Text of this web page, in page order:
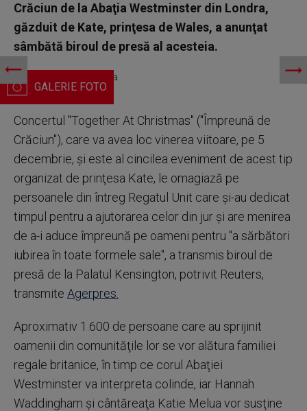
Crăciun de la Abaţia Westminster din Londra,
găzduit de Kate, prinţesa de Wales, a anunţat
sâmbătă biroul de presă al acesteia.
Kate Winslet. Profimedia
Concertul "Together At Christmas" ("Împreună de
Crăciun"), care va avea loc vinerea viitoare, pe 5
decembrie, şi este al cincilea eveniment de acest tip
organizat de prinţesa Kate, le omagiază pe
persoanele din întreg Regatul Unit care şi-au dedicat
timpul pentru a ajutorarea celor din jur şi are menirea
de a-i aduce împreună pe oameni pentru "a sărbători
iubirea în toate formele sale", a transmis biroul de
presă de la Palatul Kensington, potrivit Reuters,
transmite Agerpres.
Aproximativ 1.600 de persoane care au sprijinit
oamenii din comunităţile lor se vor alătura familiei
regale britanice, în timp ce corul Abaţiei
Westminster va interpreta colinde, iar Hannah
Waddingham şi cântăreaţa Katie Melua vor susţine